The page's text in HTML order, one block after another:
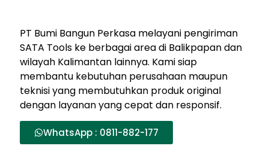
PT Bumi Bangun Perkasa melayani pengiriman
SATA Tools ke berbagai area di Balikpapan dan
wilayah Kalimantan lainnya. Kami siap
membantu kebutuhan perusahaan maupun
teknisi yang membutuhkan produk original
dengan layanan yang cepat dan responsif.
WhatsApp : 0811-882-177